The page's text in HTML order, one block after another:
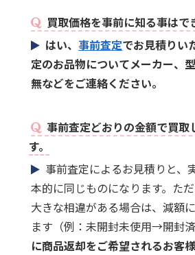
買取価格を事前に知る事はで
はい、事前査定でお見積りい
定のお品物についてメーカー、
無などをご連絡ください。
事前査定どおりの金額で買取
す。
事前査定によるお見積りと、
本的に同じものになります。た
大きな相違がある場合は、減額
ます（例：未開封未使用→開封済
に商品返却をご希望されるお客